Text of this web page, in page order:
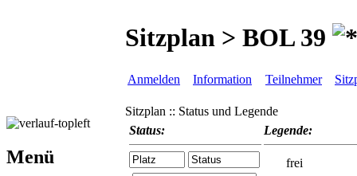
Menü
Sitzplan > BOL 39
Anmelden Information Teilnehmer
Sitzplan :: Status und Legende
Status:
Legende:
frei